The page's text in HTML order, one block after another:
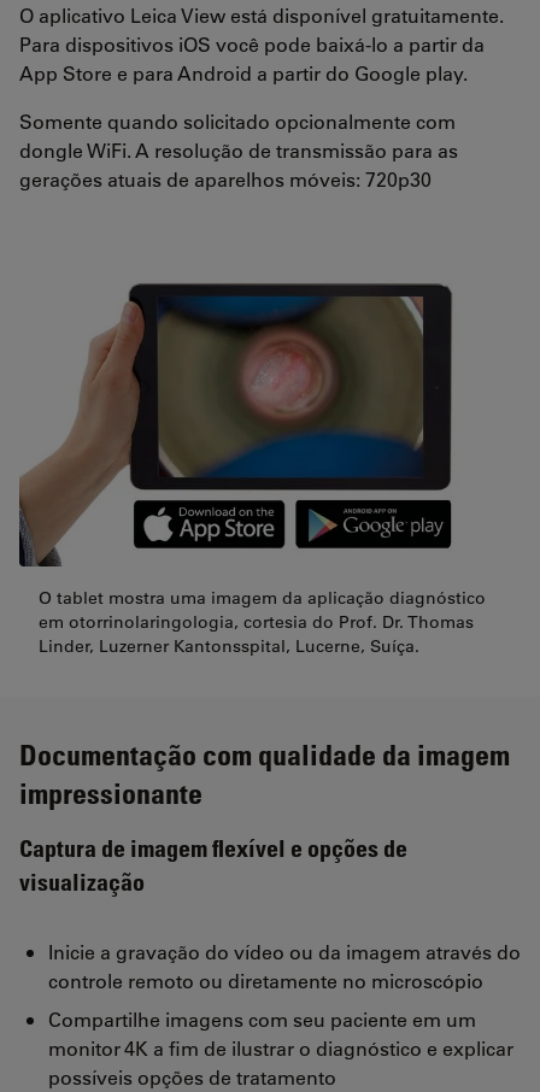
O aplicativo Leica View está disponível gratuitamente.
Para dispositivos iOS você pode baixá-lo a partir da
App Store e para Android a partir do Google play.
Somente quando solicitado opcionalmente com
dongle WiFi. A resolução de transmissão para as
gerações atuais de aparelhos móveis: 720p30
O tablet mostra uma imagem da aplicação diagnóstico
em otorrinolaringologia, cortesia do Prof. Dr. Thomas
Linder, Luzerner Kantonsspital, Lucerne, Suíça.
Documentação com qualidade da imagem
impressionante
Captura de imagem flexível e opções de
visualização
Inicie a gravação do vídeo ou da imagem através do
controle remoto ou diretamente no microscópio
Compartilhe imagens com seu paciente em um
monitor 4K a fim de ilustrar o diagnóstico e explicar
possíveis opções de tratamento